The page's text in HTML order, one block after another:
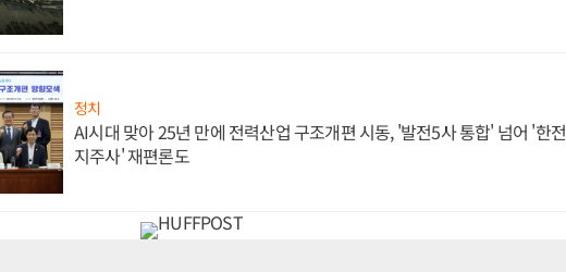
정치
AI시대 맞아 25년 만에 전력산업 구조개편 시동, '발전5사 통합' 넘어 '한전
지주사' 재편론도